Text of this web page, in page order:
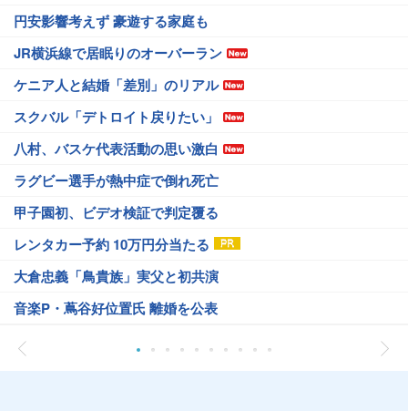
円安影響考えず 豪遊する家庭も
JR横浜線で居眠りのオーバーラン
ケニア人と結婚「差別」のリアル
スクバル「デトロイト戻りたい」
八村、バスケ代表活動の思い激白
ラグビー選手が熱中症で倒れ死亡
甲子園初、ビデオ検証で判定覆る
レンタカー予約 10万円分当たる
大倉忠義「鳥貴族」実父と初共演
音楽P・蔦谷好位置氏 離婚を公表